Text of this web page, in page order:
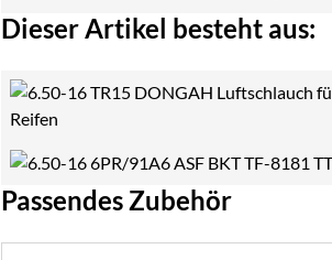
Dieser Artikel besteht aus:
Passendes Zubehör
Zubehör überspringen